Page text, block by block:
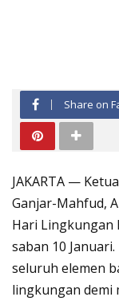
Share on
JAKARTA —
Ganjar-Mahfud,
Hari Lingkungan
saban 10
seluruh elemen
lingkungan demi